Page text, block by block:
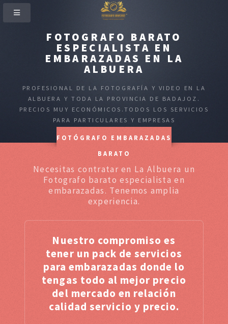
FOTOGRAFO BARATO
ESPECIALISTA EN
EMBARAZADAS EN LA
ALBUERA
PROFESIONAL DE LA FOTOGRAFÍA Y VIDEO EN LA
ALBUERA Y TODA LA PROVINCIA DE BADAJOZ.
PRECIOS MUY ECONÓMICOS.TODOS LOS SERVICIOS
PARA PARTICULARES Y EMPRESAS
FOTÓGRAFO EMBARAZADAS
BARATO
Necesitas contratar en La Albuera un
Fotografo barato especialista en
embarazadas. Tenemos amplia
experiencia.
Nuestro compromiso es
tener un pack de servicios
para embarazadas donde lo
tengas todo al mejor precio
del mercado en relación
calidad servicio y precio.